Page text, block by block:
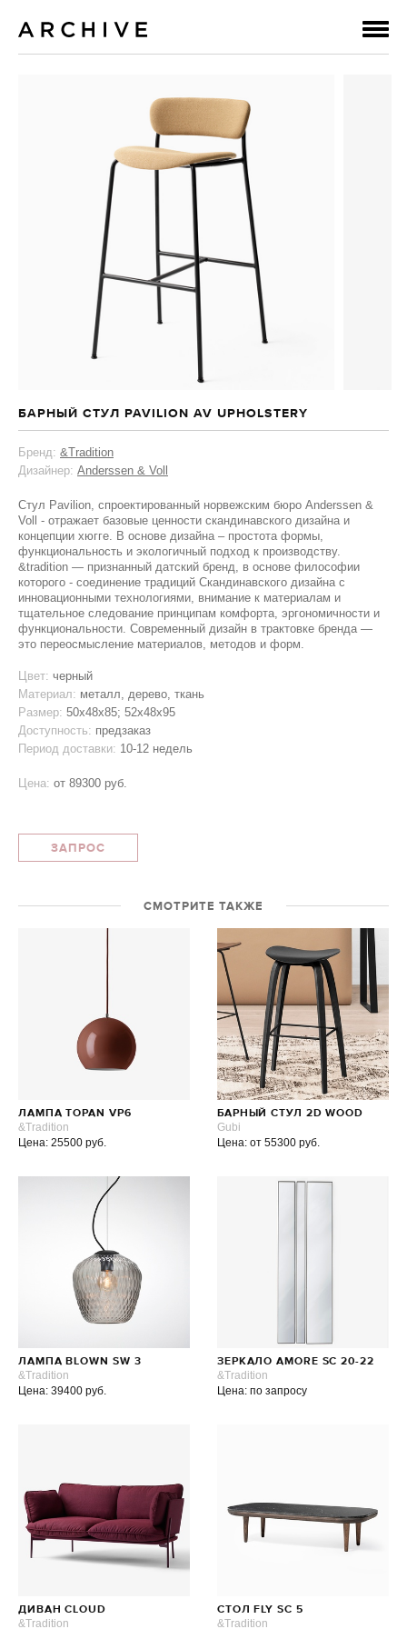
БАРНЫЙ СТУЛ PAVILION AV UPHOLSTERY
Бренд: &Tradition
Дизайнер: Anderssen & Voll
Стул Pavilion, спроектированный норвежским бюро Anderssen &
Voll - отражает базовые ценности скандинавского дизайна и
концепции хюгге. В основе дизайна – простота формы,
функциональность и экологичный подход к производству.
&tradition — признанный датский бренд, в основе философии
которого - соединение традиций Скандинавского дизайна с
инновационными технологиями, внимание к материалам и
тщательное следование принципам комфорта, эргономичности и
функциональности. Современный дизайн в трактовке бренда —
это переосмысление материалов, методов и форм.
Цвет: черный
Материал: металл, дерево, ткань
Размер: 50x48x85; 52x48x95
Доступность: предзаказ
Период доставки: 10-12 недель
Цена: от 89300 руб.
ЗАПРОС
СМОТРИТЕ ТАКЖЕ
ЛАМПА TOPAN VP6
&Tradition
Цена: 25500 руб.
БАРНЫЙ СТУЛ 2D WOOD
Gubi
Цена: от 55300 руб.
ЛАМПА BLOWN SW 3
&Tradition
Цена: 39400 руб.
ЗЕРКАЛО AMORE SC 20-22
&Tradition
Цена: по запросу
ДИВАН CLOUD
&Tradition
СТОЛ FLY SC 5
&Tradition